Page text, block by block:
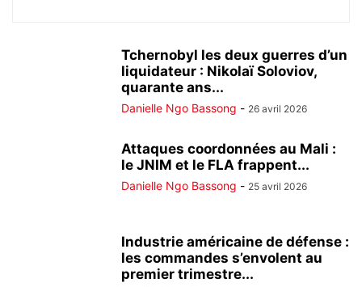
Tchernobyl les deux guerres d’un
liquidateur : Nikolaï Soloviov,
quarante ans...
Danielle Ngo Bassong - 26 avril 2026
Attaques coordonnées au Mali :
le JNIM et le FLA frappent...
Danielle Ngo Bassong - 25 avril 2026
Industrie américaine de défense :
les commandes s’envolent au
premier trimestre...